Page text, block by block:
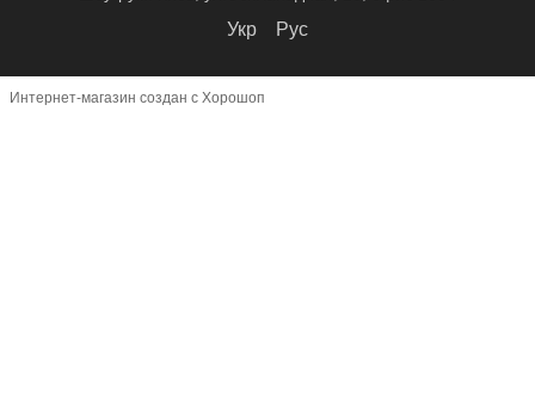
Укр Рус
Интернет-магазин создан с Хорошоп